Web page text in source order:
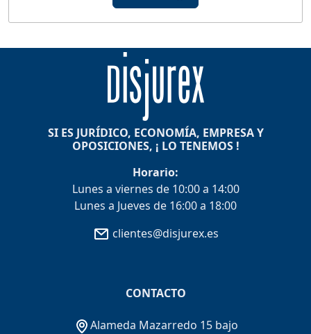
SI ES JURÍDICO, ECONOMÍA, EMPRESA Y
OPOSICIONES, ¡ LO TENEMOS !
Horario:
Lunes a viernes de 10:00 a 14:00
Lunes a Jueves de 16:00 a 18:00
clientes@disjurex.es
CONTACTO
Alameda Mazarredo 15 bajo